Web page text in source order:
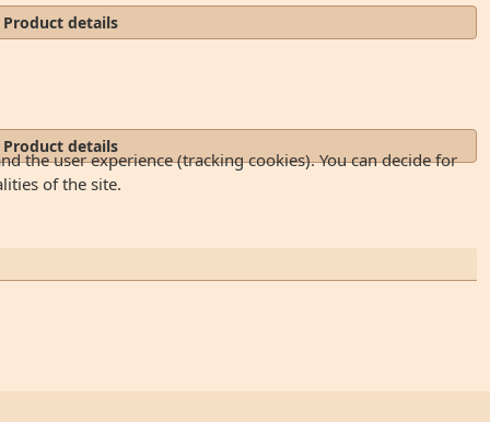
Product details
Product details
the user experience (tracking cookies). You can decide for
of the site.